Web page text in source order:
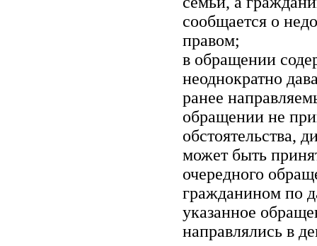
сообщается о
правом;
в обращении
неоднократно
ранее
обращении не
обстоятельства,
может быть
очередного
гражданином по
указанное
направлялись в